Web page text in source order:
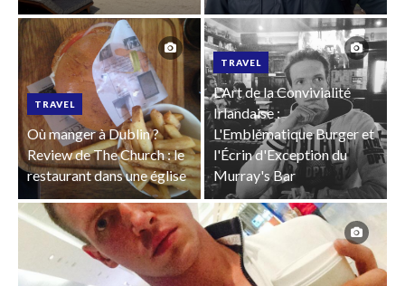
TRAVEL
Où manger à Dublin ?
Review de The Church : le
restaurant dans une église
TRAVEL
L'Art de la Convivialité
Irlandaise :
L'Emblématique Burger et
l'Écrin d'Exception du
Murray's Bar